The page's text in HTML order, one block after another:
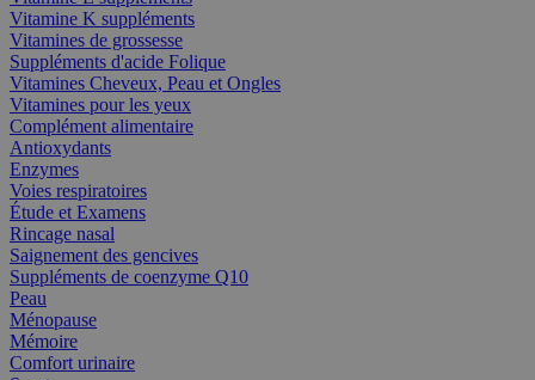
Vitamine K suppléments
Vitamines de grossesse
Suppléments d'acide Folique
Vitamines Cheveux, Peau et Ongles
Vitamines pour les yeux
Complément alimentaire
Antioxydants
Enzymes
Voies respiratoires
Étude et Examens
Rincage nasal
Saignement des gencives
Suppléments de coenzyme Q10
Peau
Ménopause
Mémoire
Comfort urinaire